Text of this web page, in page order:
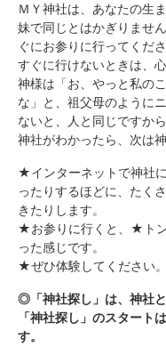
ＭＹ神社は、あなたの生
妹で同じとはかぎりませ
ぐにお参りに行ってくださ
すぐに行けないときは、
神様は「お、やっと私の
な」と、祖父母のように
ないと、人と同じですか
神社がわかったら、次は
★インターネットで神社
ったりするほどに、たく
きたりします。
★お参りに行くと、★ト
った感じです。
★ぜひ体験してください。
◎「神社探し」は、神社と
「神社探し」のスタート
す。